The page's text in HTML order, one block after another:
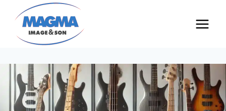
content